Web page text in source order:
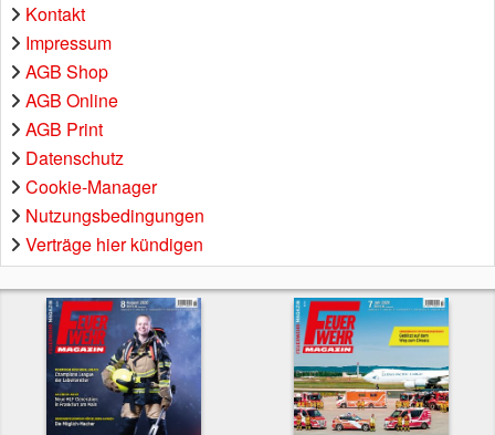
Kontakt
Impressum
AGB Shop
AGB Online
AGB Print
Datenschutz
Cookie-Manager
Nutzungsbedingungen
Verträge hier kündigen